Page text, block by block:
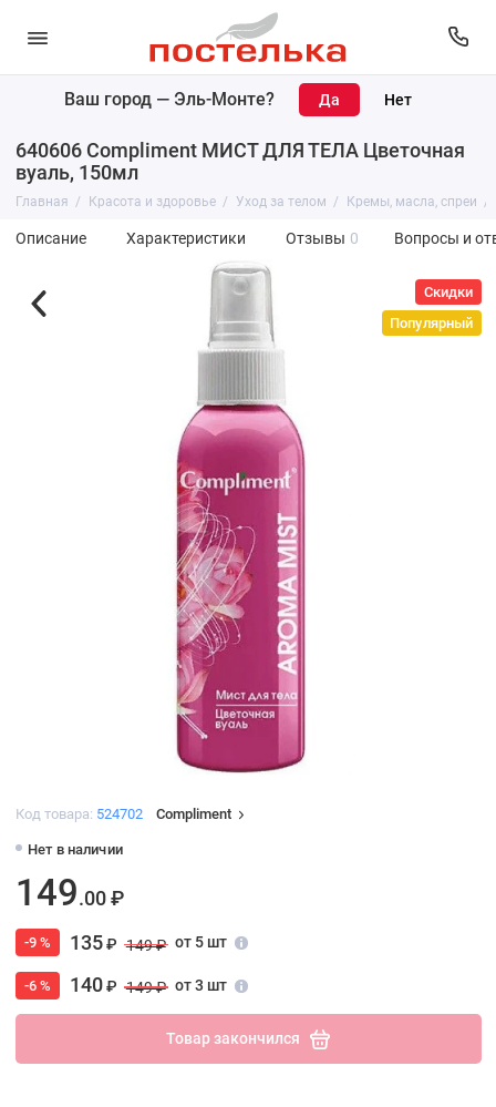
Ваш город — Эль-Монте?
640606 Compliment МИСТ ДЛЯ ТЕЛА Цветочная
вуаль, 150мл
Главная Красота и здоровье Уход за телом Кремы, масла, спреи
Описание Характеристики Отзывы 0 Вопросы и
Скидки
Популярный
Код товара: 524702 Compliment
Нет в наличии
149.00 ₽
-9 % 135₽ 149 ₽ от 5 шт
-6 % 140₽ 149 ₽ от 3 шт
Товар закончился